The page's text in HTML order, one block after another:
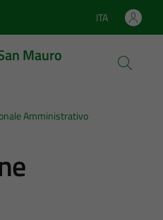
Lingua attiva:
ITA
Mauro
Amministrativo